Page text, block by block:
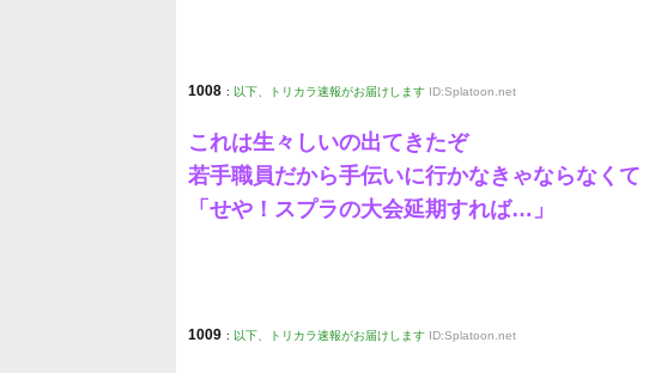
1008 : 以下、トリカラ速報がお届けします ID:Splatoon.net
これは生々しいの出てきたぞ
若手職員だから手伝いに行かなきゃならなくて
「せや！スプラの大会延期すれば…」
1009 : 以下、トリカラ速報がお届けします ID:Splatoon.net